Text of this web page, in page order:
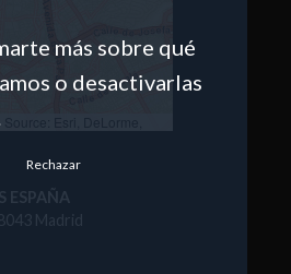
Esri, DeLorme,
Esri (Thailand),
ESPAÑA
Madrid
más sobre qué
o desactivarlas
Rechazar